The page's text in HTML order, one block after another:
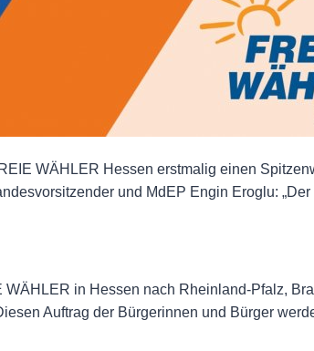
WÄHLER Hessen erstmalig einen
und MdEP Engin Eroglu:
in Hessen nach Rheinland-Pfalz,
Auftrag der Bürgerinnen und Bürger